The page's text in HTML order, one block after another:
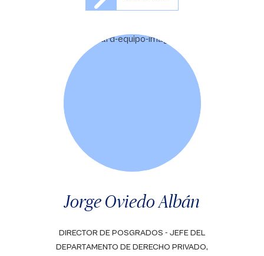
Jorge Oviedo Albán
DIRECTOR DE POSGRADOS - JEFE DEL
DEPARTAMENTO DE DERECHO PRIVADO,